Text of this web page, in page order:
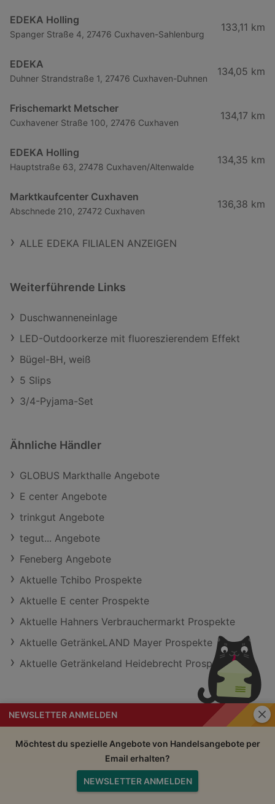
NEWSLETTER ANMELDEN
Möchtest du spezielle Angebote von Handelsangebote per
Email erhalten?
NEWSLETTER ANMELDEN
EDEKA Holling
Spanger Straße 4, 27476 Cuxhaven-Sahlenburg
133,11 km
EDEKA
Duhner Strandstraße 1, 27476 Cuxhaven-Duhnen
134,05 km
Frischemarkt Metscher
Cuxhavener Straße 100, 27476 Cuxhaven
134,17 km
EDEKA Holling
Hauptstraße 63, 27478 Cuxhaven/Altenwalde
134,35 km
Marktkaufcenter Cuxhaven
Abschnede 210, 27472 Cuxhaven
136,38 km
ALLE EDEKA FILIALEN ANZEIGEN
Weiterführende Links
Duschwanneneinlage
LED-Outdoorkerze mit fluoreszierendem Effekt
Bügel-BH, weiß
5 Slips
3/4-Pyjama-Set
Ähnliche Händler
GLOBUS Markthalle Angebote
E center Angebote
trinkgut Angebote
tegut... Angebote
Feneberg Angebote
Aktuelle Tchibo Prospekte
Aktuelle E center Prospekte
Aktuelle Hahners Verbrauchermarkt Prospekte
Aktuelle GetränkeLAND Mayer Prospekte
Aktuelle Getränkeland Heidebrecht Prospekte
Handelsangebote Impressum
Nutzungsbedingungen
Datenschutzerklärung